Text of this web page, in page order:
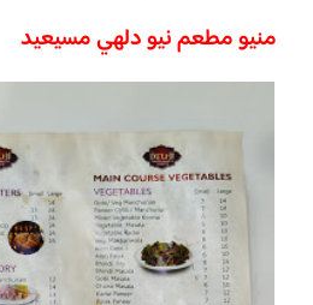
منيو مطعم نيو دلهي مسيعيد